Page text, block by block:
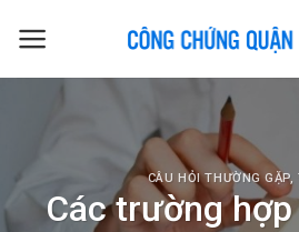
CÂU HỎI THƯỜNG GẶP,
Các trường